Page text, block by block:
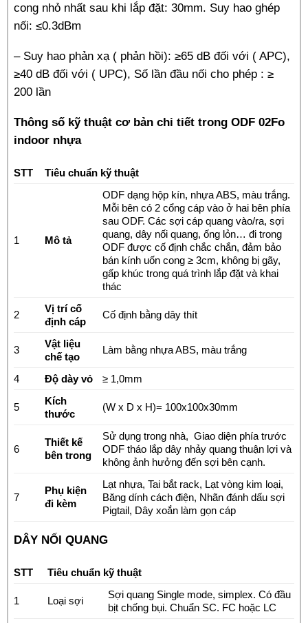
cong nhỏ nhất sau khi lắp đặt: 30mm. Suy hao ghép
nối: ≤0.3dBm
– Suy hao phản xạ ( phản hồi): ≥65 dB đối với ( APC),
≥40 dB đối với ( UPC), Số lần đầu nối cho phép : ≥
200 lần
Thông số kỹ thuật cơ bản chi tiết trong ODF 02Fo
indoor nhựa
STT Tiêu chuẩn kỹ thuật
1 Mô tả
ODF dạng hộp kín, nhựa ABS, màu trắng.
Mỗi bên có 2 cổng cáp vào ở hai bên phía
sau ODF. Các sợi cáp quang vào/ra, sợi
quang, dây nối quang, ống lỏn… đi trong
ODF được cố định chắc chắn, đảm bảo
bán kính uốn cong ≥ 3cm, không bị gãy,
gấp khúc trong quá trình lắp đặt và khai
thác
2
Vị trí cố
định cáp
Cố định bằng dây thít
3
Vật liệu
chế tạo
Làm bằng nhựa ABS, màu trắng
4 Độ dày vỏ ≥ 1,0mm
5
Kích
thước
(W x D x H)= 100x100x30mm
6
Thiết kế
bên trong
Sử dụng trong nhà, Giao diện phía trước
ODF tháo lắp dây nhảy quang thuận lợi và
không ảnh hưởng đến sợi bên cạnh.
7
Phụ kiện
đi kèm
Lạt nhựa, Tai bắt rack, Lạt vòng kim loại,
Băng dính cách điện, Nhãn đánh dấu sợi
Pigtail, Dây xoắn làm gọn cáp
DÂY NỐI QUANG
STT Tiêu chuẩn kỹ thuật
1 Loại sợi
Sợi quang Single mode, simplex.Có đầu
bịt chống bụi.Chuẩn SC. FC hoặc LC